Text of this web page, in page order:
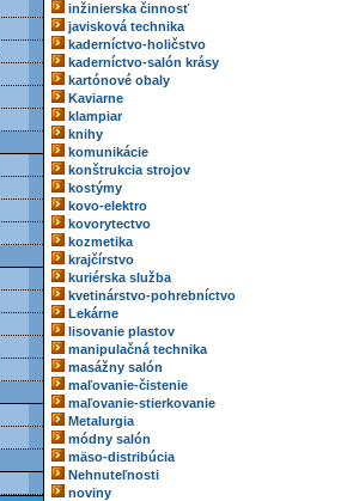
inžinierska činnosť
javisková technika
kaderníctvo-holičstvo
kaderníctvo-salón krásy
kartónové obaly
Kaviarne
klampiar
knihy
komunikácie
konštrukcia strojov
kostýmy
kovo-elektro
kovorytectvo
kozmetika
krajčírstvo
kuriérska služba
kvetinárstvo-pohrebníctvo
Lekárne
lisovanie plastov
manipulačná technika
masážny salón
maľovanie-čistenie
maľovanie-stierkovanie
Metalurgia
módny salón
mäso-distribúcia
Nehnuteľnosti
noviny